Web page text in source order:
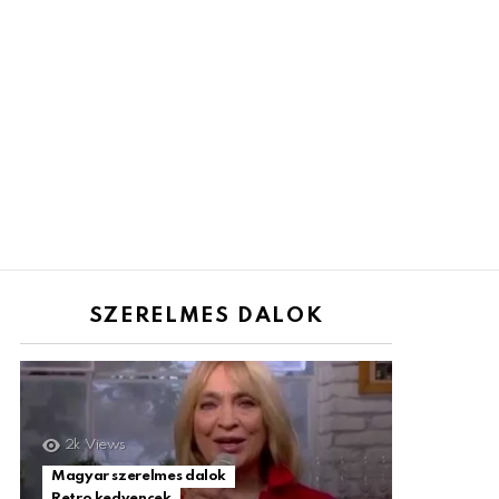
SZERELMES DALOK
2k Views
Magyar szerelmes dalok